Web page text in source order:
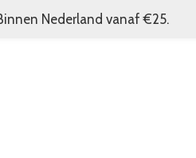
Nederland vanaf €25.